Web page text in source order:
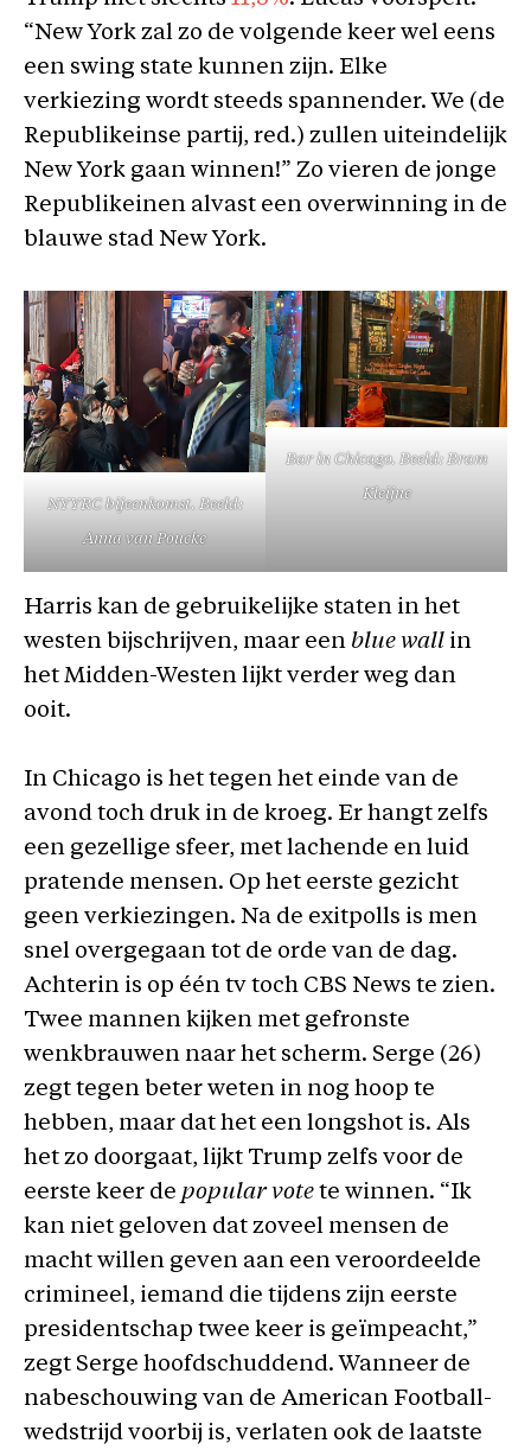
“New York zal zo de volgende keer wel eens
een swing state kunnen zijn. Elke
verkiezing wordt steeds spannender. We (de
Republikeinse partij, red.) zullen uiteindelijk
New York gaan winnen!” Zo vieren de jonge
Republikeinen alvast een overwinning in de
blauwe stad New York.
NYYRC bijeenkomst. Beeld:
Anna van Poucke
Bar in Chicago. Beeld: Bram
Kleijne
Harris kan de gebruikelijke staten in het
westen bijschrijven, maar een blue wall in
het Midden-Westen lijkt verder weg dan
ooit.
In Chicago is het tegen het einde van de
avond toch druk in de kroeg. Er hangt zelfs
een gezellige sfeer, met lachende en luid
pratende mensen. Op het eerste gezicht
geen verkiezingen. Na de exitpolls is men
snel overgegaan tot de orde van de dag.
Achterin is op één tv toch CBS News te zien.
Twee mannen kijken met gefronste
wenkbrauwen naar het scherm. Serge (26)
zegt tegen beter weten in nog hoop te
hebben, maar dat het een longshot is. Als
het zo doorgaat, lijkt Trump zelfs voor de
eerste keer de popular vote te winnen. “Ik
kan niet geloven dat zoveel mensen de
macht willen geven aan een veroordeelde
crimineel, iemand die tijdens zijn eerste
presidentschap twee keer is geïmpeacht,”
zegt Serge hoofdschuddend. Wanneer de
nabeschouwing van de American Football-
wedstrijd voorbij is, verlaten ook de laatste